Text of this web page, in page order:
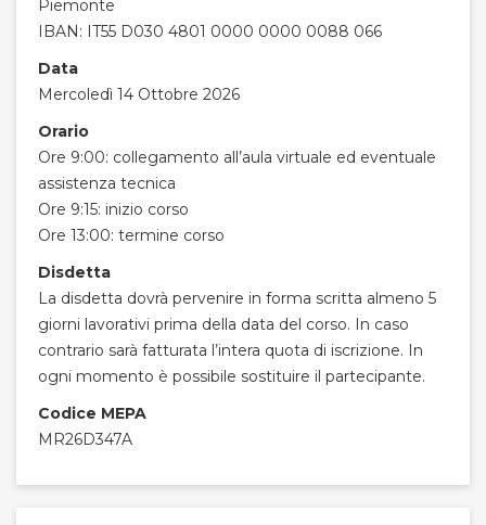
Piemonte
IBAN: IT55 D030 4801 0000 0000 0088 066
Data
Mercoledì 14 Ottobre 2026
Orario
Ore 9:00: collegamento all’aula virtuale ed eventuale
assistenza tecnica
Ore 9:15: inizio corso
Ore 13:00: termine corso
Disdetta
La disdetta dovrà pervenire in forma scritta almeno 5
giorni lavorativi prima della data del corso. In caso
contrario sarà fatturata l’intera quota di iscrizione. In
ogni momento è possibile sostituire il partecipante.
Codice MEPA
MR26D347A